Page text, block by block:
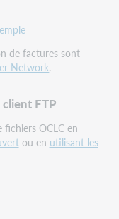
de factures sont
Network.
FTP
fichiers OCLC en
ou en utilisant les